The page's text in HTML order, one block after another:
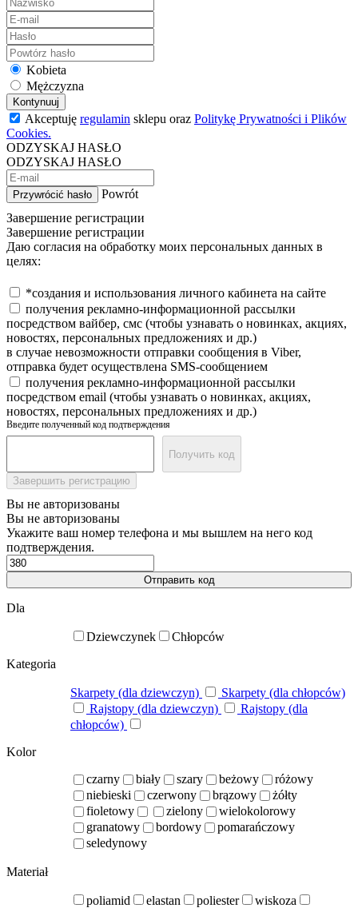
Kobieta
Mężczyzna
Kontynuuj
Akceptuję regulamin sklepu oraz Politykę Prywatności i Plików
Cookies.
ODZYSKAJ HASŁO
ODZYSKAJ HASŁO
Przywrócić hasło
Powrót
Завершение регистрации
Завершение регистрации
Даю согласия на обработку моих персональных данных в
целях:
*создания и использования личного кабинета на сайте
получения рекламно-информационной рассылки
посредством вайбер, смс (чтобы узнавать о новинках, акциях,
новостях, персональных предложениях и др.)
в случае невозможности отправки сообщения в Viber,
отправка будет осуществлена SMS-сообщением
получения рекламно-информационной рассылки
посредством email (чтобы узнавать о новинках, акциях,
новостях, персональных предложениях и др.)
Введите полученный код подтверждения
Получить код
Завершить регистрацию
Вы не авторизованы
Вы не авторизованы
Укажите ваш номер телефона и мы вышлем на него код
подтверждения.
Отправить код
Dla
Dziewczynek
Chłopców
Kategoria
Skarpety (dla dziewczyn)
Skarpety (dla chłopców)
Rajstopy (dla dziewczyn)
Rajstopy (dla
chłopców)
Kolor
czarny
biały szary beżowy
różowy
niebieski
czerwony brązowy
żółty
fioletowy
zielony
wielokolorowy
granatowy
bordowy
pomarańczowy
seledynowy
Materiał
poliamid elastan poliester
wiskoza